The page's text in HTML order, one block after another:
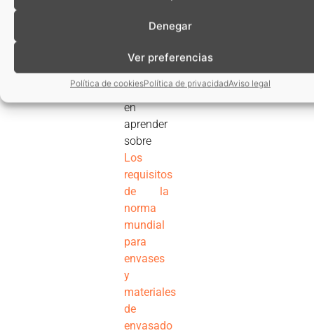
Denegar
Ver preferencias
Política de cookiesPolítica de privacidadAviso legal
para dar
los
alumnos
interesados
en
aprender
sobre
Los
requisitos
de la
norma
mundial
para
envases
y
materiales
de
envasado